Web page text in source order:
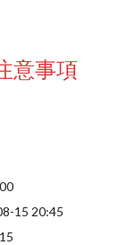
意事項
15 20:45